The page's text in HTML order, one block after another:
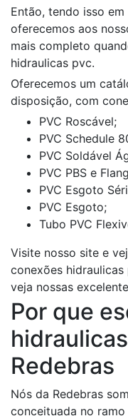
Então, tendo isso
oferecemos aos
mais completo
hidraulicas pvc.
Oferecemos um
disposição, com
PVC Roscável;
PVC Schedule
PVC Soldável
PVC PBS e
PVC Esgoto
PVC Esgoto;
Tubo PVC
Visite nosso site e
conexões
veja nossas
Por que
Redebras
Nós da Redebras
conceituada no